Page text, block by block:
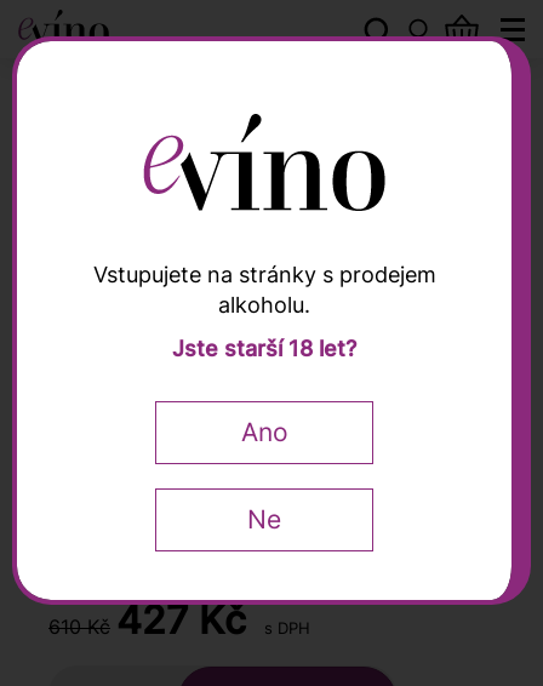
Extra panenský olivový
olej Veneto-Valpolicella
DOP 2024, Bonamini,
610 Kč 427Kč s DPH
Vstupujete na stránky s prodejem
alkoholu.
Jste starší 18 let?
Ano
Ne